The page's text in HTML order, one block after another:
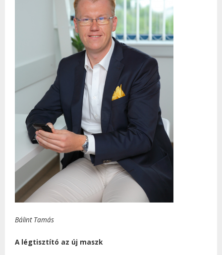
Bálint Tamás
A légtisztító az új maszk